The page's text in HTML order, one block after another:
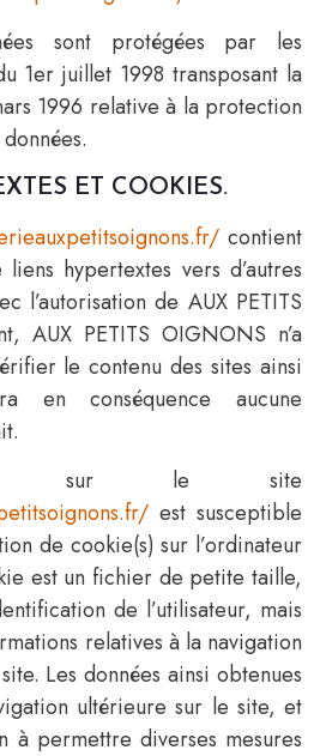
sont protégées par les
1er juillet 1998 transposant la
1996 relative à la protection
ET COOKIES.
contient
hypertextes vers d’autres
l’autorisation de AUX PETITS
AUX PETITS OIGNONS n’a
le contenu des sites ainsi
en conséquence aucune
sur le site
est susceptible
de cookie(s) sur l’ordinateur
est un fichier de petite taille,
de l’utilisateur, mais
relatives à la navigation
Les données ainsi obtenues
ultérieure sur le site, et
à permettre diverses mesures